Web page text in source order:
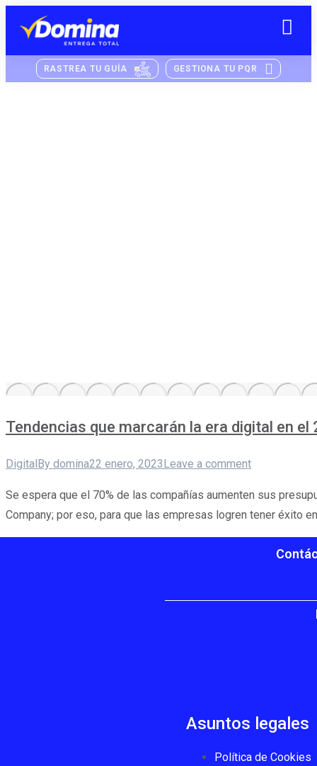
RASTREA TU GUÍA GESTIONA TU PQR
Tendencias que marcarán la era digital en el
DigitalBy domina22 enero, 2023Leave a comment
Se espera que el 70% de las compañías aumenten sus
Company; por eso, para que las empresas logren tener éxito
Asuntos legales
Política de Cookies